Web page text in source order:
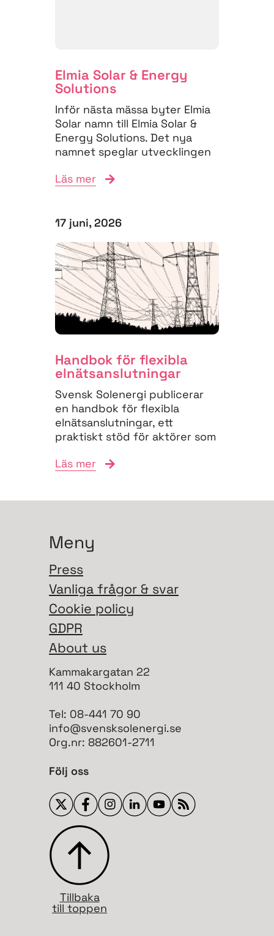
Elmia Solar & Energy
Solutions
Inför nästa mässa byter Elmia
Solar namn till Elmia Solar &
Energy Solutions. Det nya
namnet speglar utvecklingen
Läs mer
17 juni, 2026
Handbok för flexibla
elnäts­anslutningar
Svensk Solenergi publicerar
en handbok för flexibla
elnätsanslutningar, ett
praktiskt stöd för aktörer som
anslutningsprocessen och
Läs mer
Meny
Press
Vanliga frågor & svar
Cookie policy
GDPR
About us
Kammakargatan 22
111 40 Stockholm
Tel: 08-441 70 90
info@svensksolenergi.se
Org.nr: 882601-2711
Följ oss
Tillbaka
till toppen